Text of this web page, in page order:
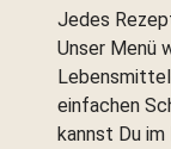
Jedes
Unser Menü
einfachen
kannst Du